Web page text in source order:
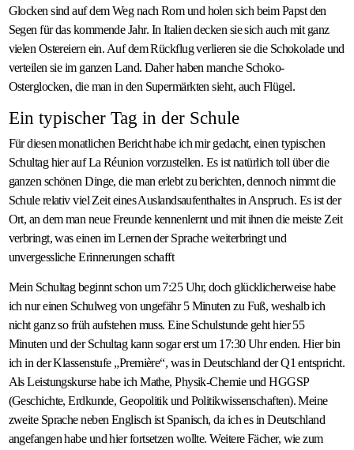
Glocken sind auf dem Weg nach Rom und holen sich beim Papst den
Segen für das kommende Jahr. In Italien decken sie sich auch mit ganz
vielen Ostereiern ein. Auf dem Rückflug verlieren sie die Schokolade und
verteilen sie im ganzen Land. Daher haben manche Schoko-
Osterglocken, die man in den Supermärkten sieht, auch Flügel.
Ein typischer Tag in der Schule
Für diesen monatlichen Bericht habe ich mir gedacht, einen typischen
Schultag hier auf La Réunion vorzustellen. Es ist natürlich toll über die
ganzen schönen Dinge, die man erlebt zu berichten, dennoch nimmt die
Schule relativ viel Zeit eines Auslandsaufenthaltes in Anspruch. Es ist der
Ort, an dem man neue Freunde kennenlernt und mit ihnen die meiste Zeit
verbringt, was einen im Lernen der Sprache weiterbringt und
unvergessliche Erinnerungen schafft
Mein Schultag beginnt schon um 7:25 Uhr, doch glücklicherweise habe
ich nur einen Schulweg von ungefähr 5 Minuten zu Fuß, weshalb ich
nicht ganz so früh aufstehen muss. Eine Schulstunde geht hier 55
Minuten und der Schultag kann sogar erst um 17:30 Uhr enden. Hier bin
ich in der Klassenstufe „Première“, was in Deutschland der Q1 entspricht.
Als Leistungskurse habe ich Mathe, Physik-Chemie und HGGSP
(Geschichte, Erdkunde, Geopolitik und Politikwissenschaften). Meine
zweite Sprache neben Englisch ist Spanisch, da ich es in Deutschland
angefangen habe und hier fortsetzen wollte. Weitere Fächer, wie zum